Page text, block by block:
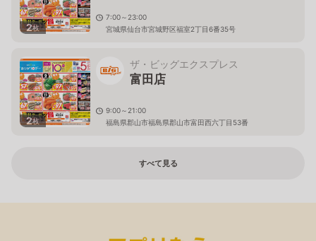
2枚
7:00～23:00
宮城県仙台市宮城野区福室2丁目6番35号
2枚
ザ・ビッグエクスプレス
富田店
9:00～21:00
福島県郡山市福島県郡山市富田西六丁目53番
すべて見る